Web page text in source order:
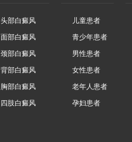
头部白癜风
面部白癜风
颈部白癜风
背部白癜风
胸部白癜风
四肢白癜风
儿童患者
青少年患者
男性患者
女性患者
老年人患者
孕妇患者